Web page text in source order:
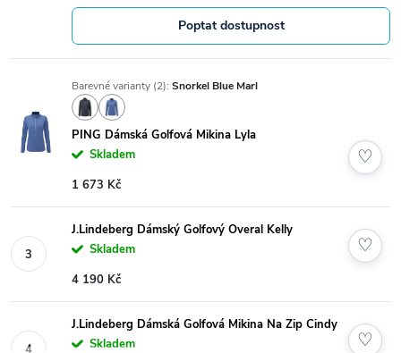
Poptat dostupnost
Barevné varianty (2): Snorkel Blue Marl
PING Dámská Golfová Mikina Lyla
Skladem
1 673 Kč
♡
J.Lindeberg Dámský Golfový Overal Kelly
Skladem
4 190 Kč
♡
J.Lindeberg Dámská Golfová Mikina Na Zip Cindy
Skladem
♡